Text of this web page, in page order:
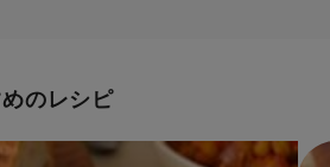
のレシピ